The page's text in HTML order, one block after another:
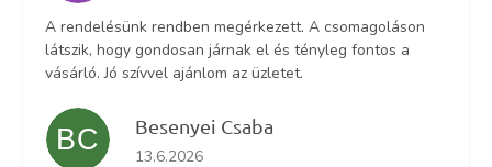
A rendelésünk rendben megérkezett. A csomagoláson
látszik, hogy gondosan járnak el és tényleg fontos a
vásárló. Jó szívvel ajánlom az üzletet.
BC Besenyei Csaba
Az áruház értékelése 5-ből 5 csillag.
13.6.2026